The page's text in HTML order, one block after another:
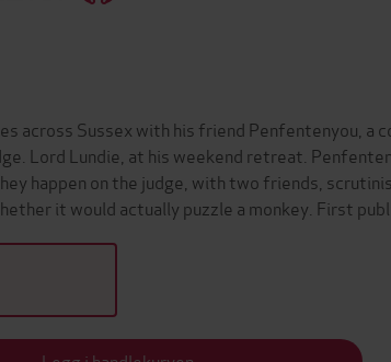
across Sussex with his friend Penfentenyou, a
Lord Lundie, at his weekend retreat.
happen on the judge, with two friends,
it would actually puzzle a monkey. First